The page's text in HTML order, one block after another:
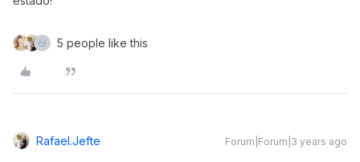
5 people like this
Rafael.jefte Forum|Forum|3 years ago